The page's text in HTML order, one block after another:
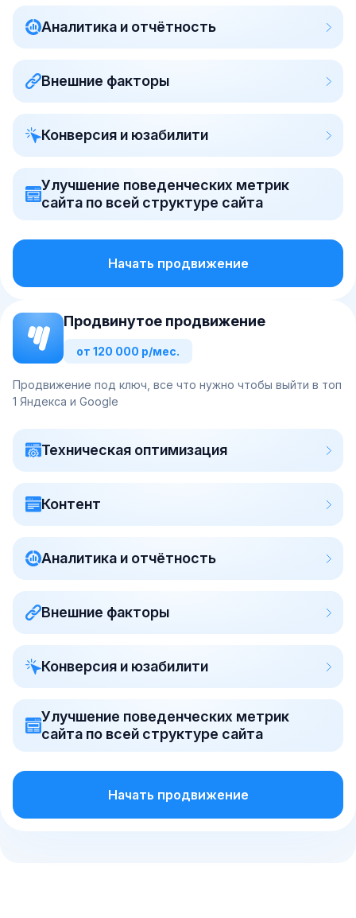
Аналитика и отчётность
Внешние факторы
Конверсия и юзабилити
Улучшение поведенческих метрик
сайта по всей структуре сайта
Начать продвижение
Продвинутое продвижение
от 120 000 р/мес.
Продвижение под ключ, все что нужно чтобы выйти в топ
1 Яндекса и Google
Техническая оптимизация
Контент
Аналитика и отчётность
Внешние факторы
Конверсия и юзабилити
Улучшение поведенческих метрик
сайта по всей структуре сайта
Начать продвижение